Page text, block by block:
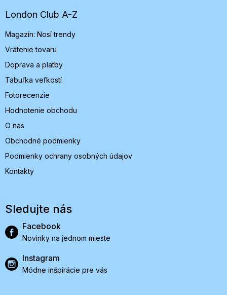
e
London Club A-Z
Magazín: Nosí trendy
Vrátenie tovaru
Doprava a platby
Tabuľka veľkostí
Fotorecenzie
Hodnotenie obchodu
O nás
Obchodné podmienky
Podmienky ochrany osobných údajov
Kontakty
Sledujte nás
Facebook
Novinky na jednom mieste
Instagram
Módne inšpirácie pre vás